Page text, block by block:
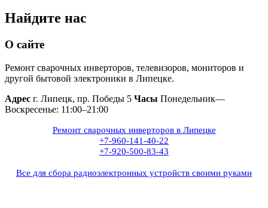
Найдите нас
О сайте
Ремонт сварочных инверторов, телевизоров, мониторов и
другой бытовой электроники в Липецке.
Адрес г. Липецк, пр. Победы 5 Часы Понедельник—
Воскресенье: 11:00–21:00
Ремонт сварочных инверторов в Липецке
+7-960-141-40-22
+7-920-500-83-43
Все для сбора радиоэлектронных устройств своими руками